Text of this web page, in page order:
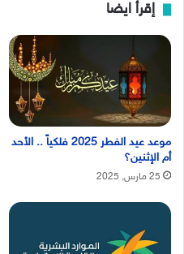
إقرأ ايضا
موعد عيد الفطر 2025 فلكياً .. الأحد
أم الإثنين؟
25 مارس, 2025